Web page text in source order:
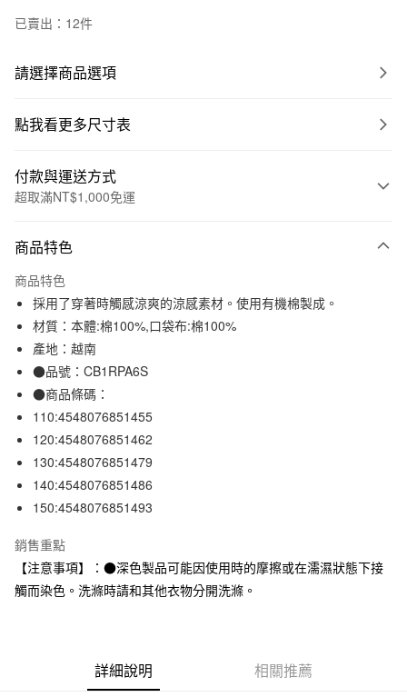
已賣出：12件
請選擇商品選項
點我看更多尺寸表
付款與運送方式
超取滿NT$1,000免運
信用卡一次付款
信用卡分期付款
3 期 0 利率 每期NT$157
合作金庫商業銀行
華南商業銀行
上海商業儲蓄銀行
臺灣中小企業銀行
匯豐（台灣）商業銀行
聯邦商業銀行
元大商業銀行
玉山商業銀行
台灣樂天信用卡公司
超商取貨付款
LINE Pay
Apple Pay
街口支付
悠遊付
全家取貨付款
每筆NT$65，滿NT$1,000(含以上)免運費
商品特色
商品特色
採用了穿著時觸感涼爽的涼感素材。使用有機棉製成。
材質：本體:棉100%,口袋布:棉100%
產地：越南
●品號：CB1RPA6S
●商品條碼：
110:4548076851455
120:4548076851462
130:4548076851479
140:4548076851486
150:4548076851493
銷售重點
【注意事項】：●深色製品可能因使用時的摩擦或在濡濕狀態下接
觸而染色。洗滌時請和其他衣物分開洗滌。
詳細說明 相關推薦